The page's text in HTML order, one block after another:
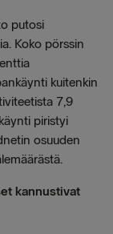
putosi
Koko pörssin
kuitenkin
7,9
piristyi
osuuden
kannustivat